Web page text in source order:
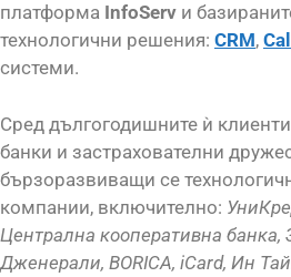
платформа InfoServ и
технологични решения: CRM,
системи.
Сред дългогодишните ѝ
банки и застрахователни
бързоразвиващи се
компании, включително:
Централна кооперативна
Дженерали, BORICA, iCard, Ин